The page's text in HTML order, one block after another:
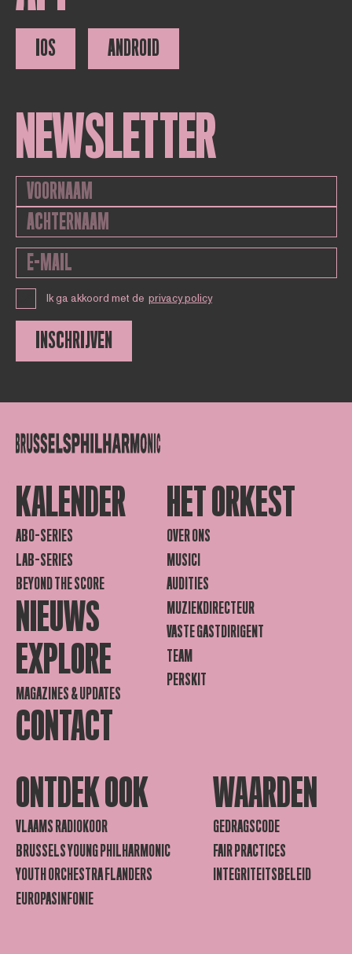
IOS ANDROID
NEWSLETTER
Ik ga akkoord met de privacy policy
INSCHRIJVEN
KALENDER
ABO-SERIES
LAB-SERIES
BEYOND THE SCORE
NIEUWS
EXPLORE
MAGAZINES & UPDATES
CONTACT
HET ORKEST
OVER ONS
MUSICI
AUDITIES
MUZIEKDIRECTEUR
VASTE GASTDIRIGENT
TEAM
PERSKIT
ONTDEK OOK
VLAAMS RADIOKOOR
BRUSSELS YOUNG PHILHARMONIC
YOUTH ORCHESTRA FLANDERS
EUROPASINFONIE
WAARDEN
GEDRAGSCODE
FAIR PRACTICES
INTEGRITEITSBELEID